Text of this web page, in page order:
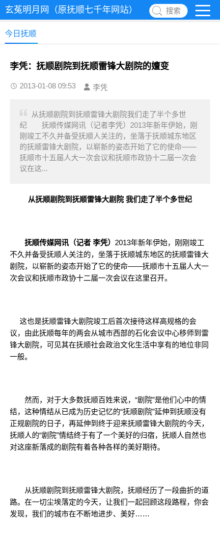
玄菟明月网（原抚顺七千年网站） 搜索
今日抚顺
李凭：抚顺剧院到抚顺雷锋大剧院的嬗变
2013-01-08 09:53 李凭
从抚顺剧院到抚顺雷锋大剧院我们走了半个多世
纪 抚顺传媒网讯（记者李凭）2013年新年伊始，刚
刚竣工不久并备受抚顺人关注的，坐落于抚顺城东地区
的抚顺雷锋大剧院，以崭新的姿态开始了它的使命——
抚顺市十五届人大一次会议和抚顺市政协十二届一次会
议在这...
从抚顺剧院到抚顺雷锋大剧院 我们走了半个多世纪
抚顺传媒网讯（记者 李凭） 2013年新年伊始，刚刚竣工
不久并备受抚顺人关注的，坐落于抚顺城东地区的抚顺雷锋大
剧院，以崭新的姿态开始了它的使命——抚顺市十五届人大一
次会议和抚顺市政协十二届一次会议在这里召开。
这也是抚顺雷锋大剧院竣工后首次接待这样高规格的会
议，由此抚顺每年的两会从城市西部的石化会议中心移师到雷
锋大剧院，可见其在抚顺社会政治文化生活中享有的地位非同
一般。
然而，对于大多数抚顺百姓来说，“剧院”是他们心中的情
结，这种情结从已成为历史记忆的“抚顺剧院”延伸到抚顺没有
正规剧院的日子，再延伸到终于迎来抚顺雷锋大剧院的今天，
抚顺人的“剧院”情结终于有了一个美好的归宿，抚顺人自然也
对这座新落成的剧院有着各种各样的美好期待。
从抚顺剧院到抚顺雷锋大剧院，抚顺经历了一段曲折的道
路。在一切尘埃落定的今天，让我们一起回顾这段路程，你会
发现，我们的城市在不断地进步、美好……